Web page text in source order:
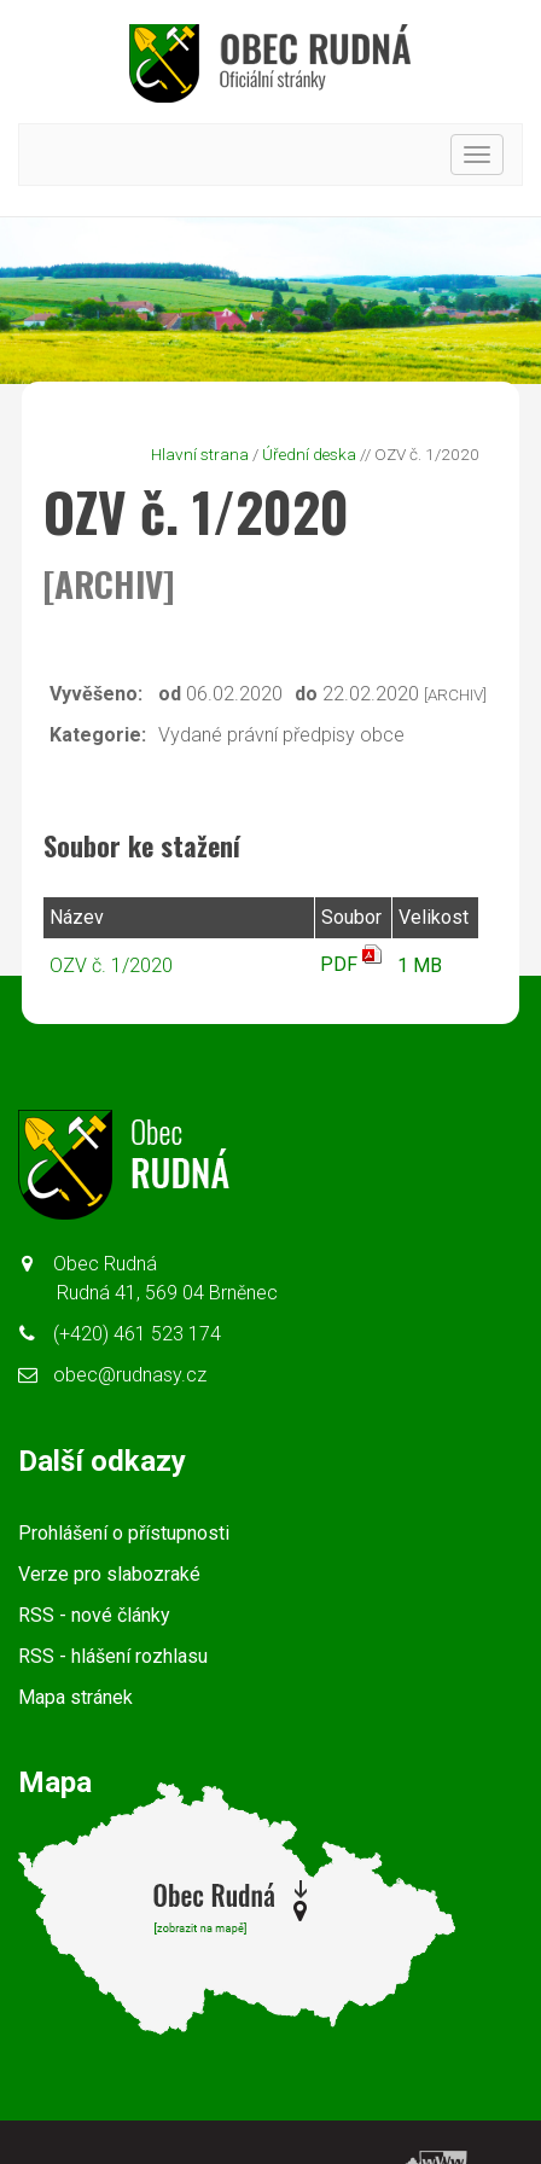
Hlavní
Hlavní strana / Úřední deska // OZV č. 1/2020
OZV č. 1/2020
[ARCHIV]
Vyvěšeno: od 06.02.2020 do 22.02.2020 [ARCHIV]
Kategorie: Vydané právní předpisy obce
Soubor ke stažení
Název Soubor Velikost
OZV č. 1/2020 PDF 1 MB
Obec Rudná
Rudná 41, 569 04 Brněnec
(+420) 461 523 174
obec@rudnasy.cz
Další odkazy
Prohlášení o přístupnosti
Verze pro slabozraké
RSS - nové články
RSS - hlášení rozhlasu
Mapa stránek
Mapa